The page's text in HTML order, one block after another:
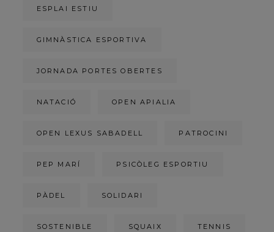
ESPLAI ESTIU
GIMNÀSTICA ESPORTIVA
JORNADA PORTES OBERTES
NATACIÓ OPEN APIALIA
OPEN LEXUS SABADELL PATROCINI
PEP MARÍ PSICÒLEG ESPORTIU
PÀDEL SOLIDARI
SOSTENIBLE SQUAIX TENNIS